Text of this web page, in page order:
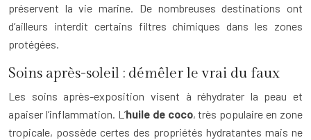
préservent la vie marine. De nombreuses destinations ont
d’ailleurs interdit certains filtres chimiques dans les zones
protégées.
Soins après-soleil : démêler le vrai du faux
Les soins après-exposition visent à réhydrater la peau et
apaiser l’inflammation. L’huile de coco, très populaire en zone
tropicale, possède certes des propriétés hydratantes mais ne